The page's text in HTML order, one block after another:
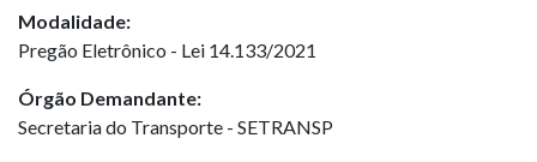
Modalidade:
Pregão Eletrônico - Lei 14.133/2021
Órgão Demandante:
Secretaria do Transporte - SETRANSP